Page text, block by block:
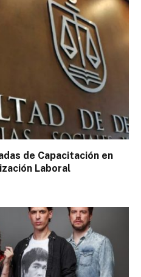
de Capacitación en
Laboral